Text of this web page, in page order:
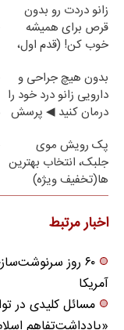
زانو دردت رو بدون
قرص برای همیشه
خوب کن! (قدم اول،
بدون هیچ جراحی و
دارویی زانو درد خود را
درمان کنید ◀ پرسش
پک رویش موی
جلبک، انتخاب بهترین
ها(تخفیف ویژه)
اخبار مرتبط
۶۰ روز
آمریکا
مسائل کلیدی در